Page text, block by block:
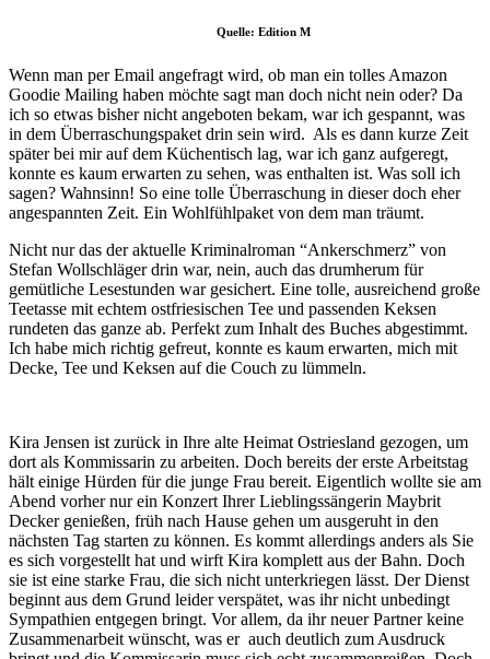
Quelle: Edition M
Wenn man per Email angefragt wird, ob man ein tolles Amazon
Goodie Mailing haben möchte sagt man doch nicht nein oder? Da
ich so etwas bisher nicht angeboten bekam, war ich gespannt, was
in dem Überraschungspaket drin sein wird. Als es dann kurze Zeit
später bei mir auf dem Küchentisch lag, war ich ganz aufgeregt,
konnte es kaum erwarten zu sehen, was enthalten ist. Was soll ich
sagen? Wahnsinn! So eine tolle Überraschung in dieser doch eher
angespannten Zeit. Ein Wohlfühlpaket von dem man träumt.
Nicht nur das der aktuelle Kriminalroman “Ankerschmerz” von
Stefan Wollschläger drin war, nein, auch das drumherum für
gemütliche Lesestunden war gesichert. Eine tolle, ausreichend große
Teetasse mit echtem ostfriesischen Tee und passenden Keksen
rundeten das ganze ab. Perfekt zum Inhalt des Buches abgestimmt.
Ich habe mich richtig gefreut, konnte es kaum erwarten, mich mit
Decke, Tee und Keksen auf die Couch zu lümmeln.
Kira Jensen ist zurück in Ihre alte Heimat Ostriesland gezogen, um
dort als Kommissarin zu arbeiten. Doch bereits der erste Arbeitstag
hält einige Hürden für die junge Frau bereit. Eigentlich wollte sie am
Abend vorher nur ein Konzert Ihrer Lieblingssängerin Maybrit
Decker genießen, früh nach Hause gehen um ausgeruht in den
nächsten Tag starten zu können. Es kommt allerdings anders als Sie
es sich vorgestellt hat und wirft Kira komplett aus der Bahn. Doch
sie ist eine starke Frau, die sich nicht unterkriegen lässt. Der Dienst
beginnt aus dem Grund leider verspätet, was ihr nicht unbedingt
Sympathien entgegen bringt. Vor allem, da ihr neuer Partner keine
Zusammenarbeit wünscht, was er auch deutlich zum Ausdruck